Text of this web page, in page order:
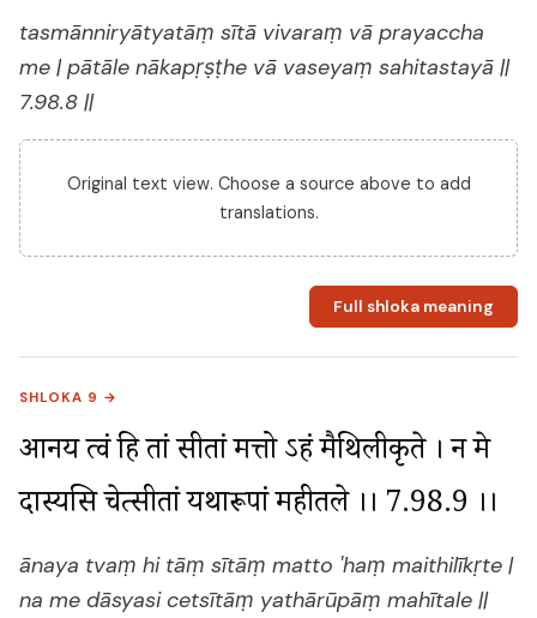
tasmānniryātyatāṃ sītā vivaraṃ vā prayaccha
me | pātāle nākapṛṣṭhe vā vaseyaṃ sahitastayā ||
7.98.8 ||
Original text view. Choose a source above to add
translations.
Full shloka meaning
SHLOKA 9 →
आनय त्वं हि तां सीतां मत्तो ऽहं मैथिलीकृते । न मे
दास्यसि चेत्सीतां यथारूपां महीतले ।। 7.98.9 ।।
ānaya tvaṃ hi tāṃ sītāṃ matto 'haṃ maithilīkṛte |
na me dāsyasi cetsītāṃ yathārūpāṃ mahītale ||